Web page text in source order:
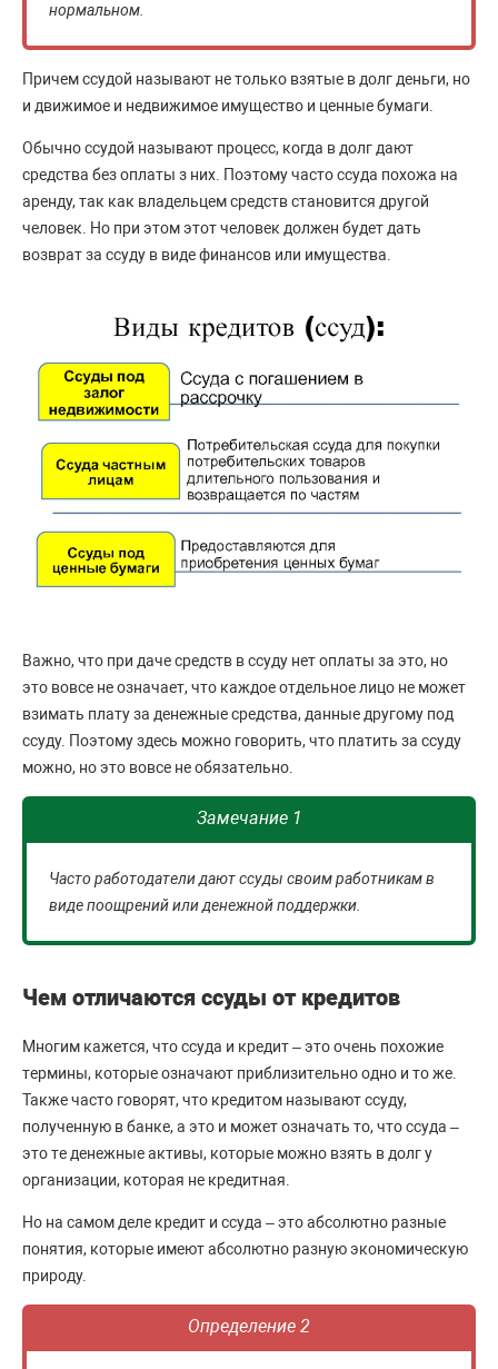
нормальном.
Причем ссудой называют не только взятые в долг деньги, но
и движимое и недвижимое имущество и ценные бумаги.
Обычно ссудой называют процесс, когда в долг дают
средства без оплаты з них. Поэтому часто ссуда похожа на
аренду, так как владельцем средств становится другой
человек. Но при этом этот человек должен будет дать
возврат за ссуду в виде финансов или имущества.
Важно, что при даче средств в ссуду нет оплаты за это, но
это вовсе не означает, что каждое отдельное лицо не может
взимать плату за денежные средства, данные другому под
ссуду. Поэтому здесь можно говорить, что платить за ссуду
можно, но это вовсе не обязательно.
Замечание 1
Часто работодатели дают ссуды своим работникам в
виде поощрений или денежной поддержки.
Чем отличаются ссуды от кредитов
Многим кажется, что ссуда и кредит – это очень похожие
термины, которые означают приблизительно одно и то же.
Также часто говорят, что кредитом называют ссуду,
полученную в банке, а это и может означать то, что ссуда –
это те денежные активы, которые можно взять в долг у
организации, которая не кредитная.
Но на самом деле кредит и ссуда – это абсолютно разные
понятия, которые имеют абсолютно разную экономическую
природу.
Определение 2